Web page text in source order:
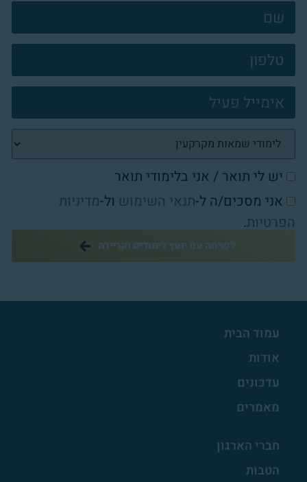
צרו
קשר
פוטר
יש לי תואר / אני בלימודי תואר
אני מסכים/ה ל-תנאי השימוש ול-מדיניות
הפרטיות.
לשיחה עם יועץ לימודים וקריירה
עמוד הבית
אודות
עדכונים
מאמרים
חברי הארגון
הטבות